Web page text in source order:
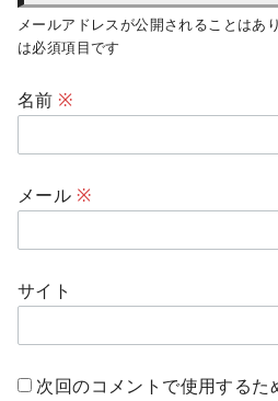
メールアドレスが公開されることはあ
は必須項目です
名前 ※
メール ※
サイト
次回のコメントで使用するた